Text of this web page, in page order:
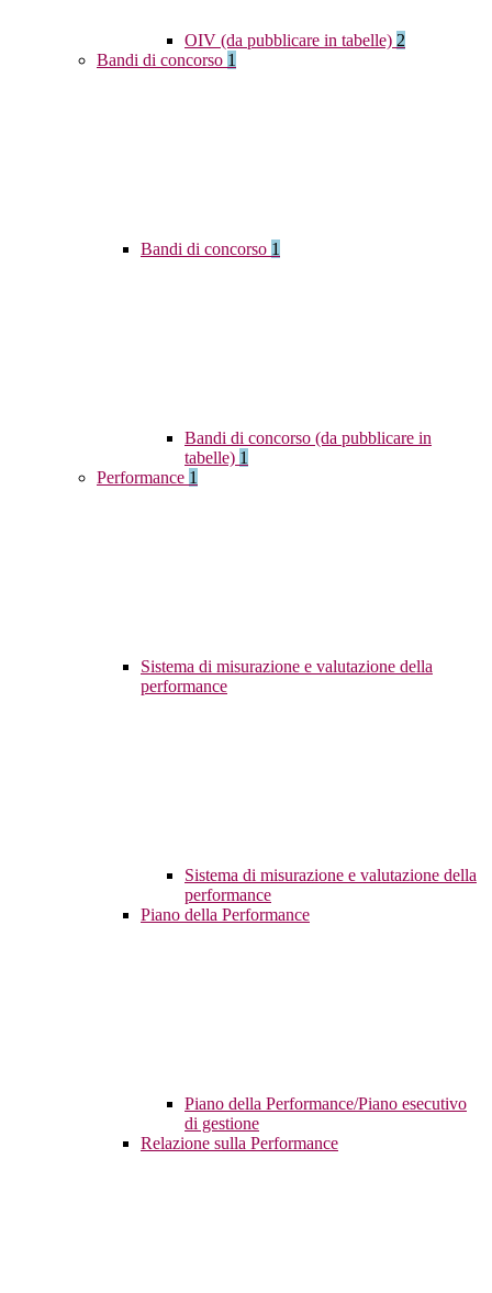
OIV (da pubblicare in tabelle) 2
Bandi di concorso 1
Bandi di concorso 1
Bandi di concorso (da pubblicare in
tabelle) 1
Performance 1
Sistema di misurazione e valutazione della
performance
Sistema di misurazione e valutazione della
performance
Piano della Performance
Piano della Performance/Piano esecutivo
di gestione
Relazione sulla Performance